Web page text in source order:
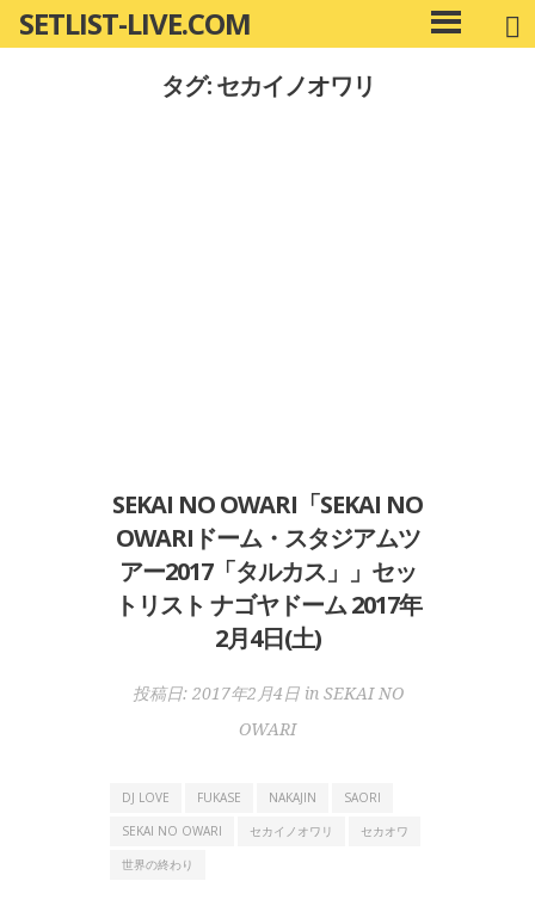
ン
SETLIST-LIVE.COM
メ
イ
タグ: セカイノオワリ
SEKAI NO OWARI「SEKAI NO
OWARIドーム・スタジアムツ
アー2017「タルカス」」セッ
トリスト ナゴヤドーム 2017年
2月4日(土)
投稿日: 2017年2月4日in SEKAI NO
OWARI
DJ LOVE FUKASE NAKAJIN
SAORI
SEKAI NO OWARI
セカイノオワリ
セカオワ
世界の終わり